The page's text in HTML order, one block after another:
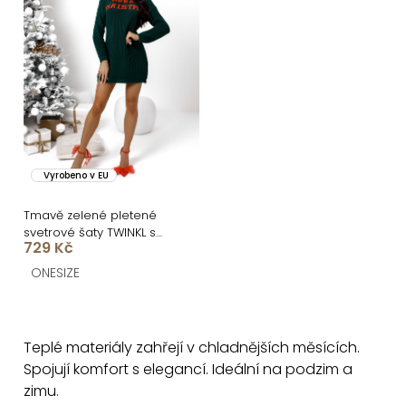
Vyrobeno v EU
Tmavě zelené pletené
svetrové šaty TWINKL s
potiskem
729 Kč
ONESIZE
l
á
Teplé materiály zahřejí v chladnějších měsících.
Spojují komfort s elegancí. Ideální na podzim a
zimu.